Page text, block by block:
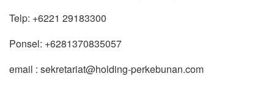
Telp: +6221 29183300
Ponsel: +6281370835057
email : sekretariat@holding-perkebunan.com